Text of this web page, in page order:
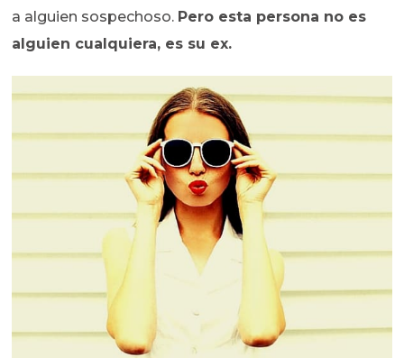
a alguien sospechoso. Pero esta persona no es
alguien cualquiera, es su ex.